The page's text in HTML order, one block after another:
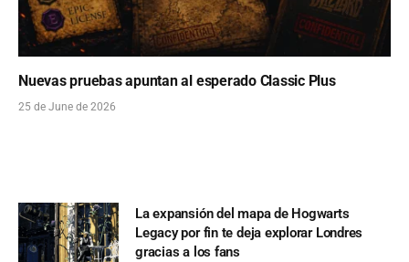
Nuevas pruebas apuntan al esperado Classic Plus
25 de June de 2026
La expansión del mapa de Hogwarts
Legacy por fin te deja explorar Londres
gracias a los fans